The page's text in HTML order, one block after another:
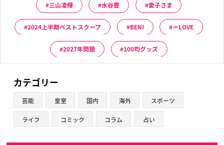
三山凌輝 水谷豊 愛子さま
2024上半期ベストスクープ BENI ＝LOVE
2027年問題 100均グッズ
カテゴリー
芸能 皇室 国内 海外 スポーツ
ライフ コミック コラム 占い